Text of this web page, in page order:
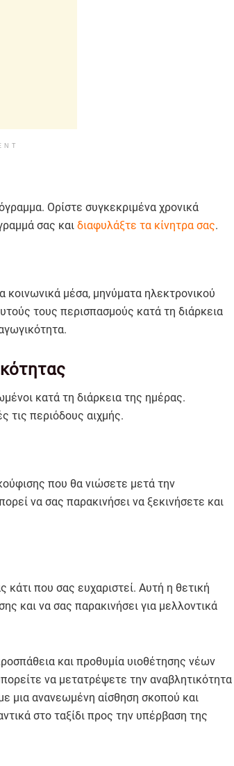
Ορίστε συγκεκριμένα χρονικά
σας και διαφυλάξτε τα κίνητρα σας.
κοινωνικά μέσα, μηνύματα ηλεκτρονικού
τους περισπασμούς κατά τη διάρκεια
κατά τη διάρκεια της ημέρας.
τις περιόδους αιχμής.
που θα νιώσετε μετά την
να σας παρακινήσει να ξεκινήσετε και
που σας ευχαριστεί. Αυτή η θετική
και να σας παρακινήσει για μελλοντικά
και προθυμία υιοθέτησης νέων
να μετατρέψετε την αναβλητικότητα
μια ανανεωμένη αίσθηση σκοπού και
στο ταξίδι προς την υπέρβαση της